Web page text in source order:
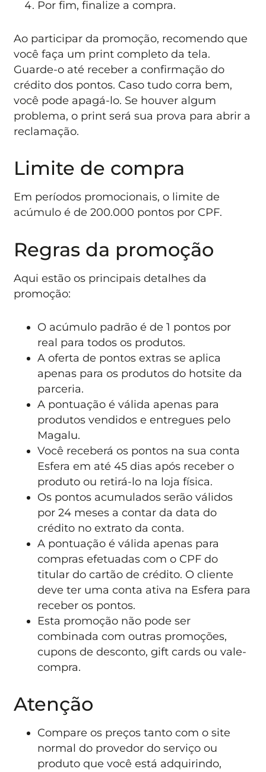
Por fim, finalize a compra.
Ao participar da promoção, recomendo que
você faça um print completo da tela.
Guarde-o até receber a confirmação do
crédito dos pontos. Caso tudo corra bem,
você pode apagá-lo. Se houver algum
problema, o print será sua prova para abrir a
reclamação.
Limite de compra
Em períodos promocionais, o limite de
acúmulo é de 200.000 pontos por CPF.
Regras da promoção
Aqui estão os principais detalhes da
promoção:
O acúmulo padrão é de 1 pontos por
real para todos os produtos.
A oferta de pontos extras se aplica
apenas para os produtos do hotsite da
parceria.
A pontuação é válida apenas para
produtos vendidos e entregues pelo
Magalu.
Você receberá os pontos na sua conta
Esfera em até 45 dias após receber o
produto ou retirá-lo na loja física.
Os pontos acumulados serão válidos
por 24 meses a contar da data do
crédito no extrato da conta.
A pontuação é válida apenas para
compras efetuadas com o CPF do
titular do cartão de crédito. O cliente
deve ter uma conta ativa na Esfera para
receber os pontos.
Esta promoção não pode ser
combinada com outras promoções,
cupons de desconto, gift cards ou vale-
compra.
Atenção
Compare os preços tanto com o site
normal do provedor do serviço ou
produto que você está adquirindo,